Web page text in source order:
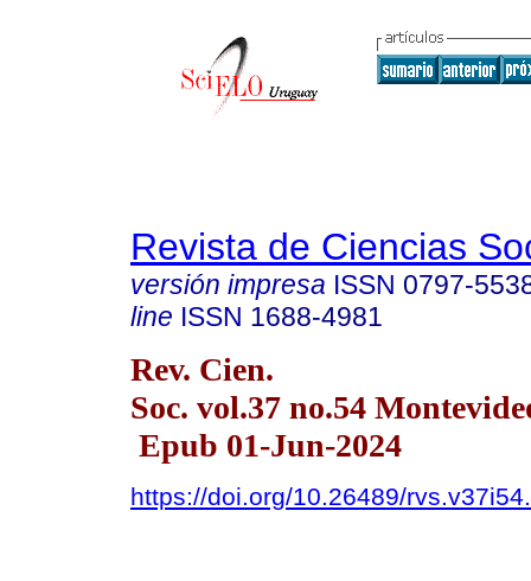
Revista de Ciencias
versión impresa ISSN 0797-
line ISSN 1688-4981
Rev. Cien.
Soc. vol.37 no.54
Epub 01-Jun-2024
https://doi.org/10.26489/